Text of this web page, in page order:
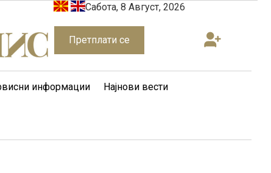
Сабота, 8 Август, 2026
Претплати се
информации Најнови вести